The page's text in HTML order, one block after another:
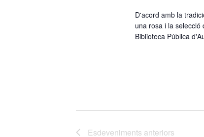
u
n
a
d
D'acord amb la
una rosa i la selecció
Biblioteca Pública
Esdeveniments anteriors